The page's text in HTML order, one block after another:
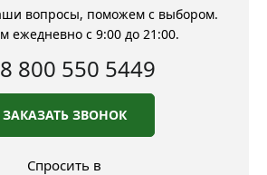
вопросы, поможем с выбором.
ежедневно с 9:00 до 21:00.
8 800 550 5449
ЗАКАЗАТЬ ЗВОНОК
Спросить в